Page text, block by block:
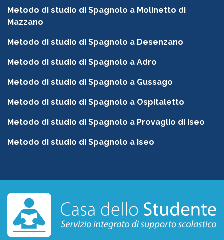
Metodo di studio di Spagnolo a Molinetto di
Mazzano
Metodo di studio di Spagnolo a Desenzano
Metodo di studio di Spagnolo a Adro
Metodo di studio di Spagnolo a Gussago
Metodo di studio di Spagnolo a Ospitaletto
Metodo di studio di Spagnolo a Provaglio di Iseo
Metodo di studio di Spagnolo a Iseo